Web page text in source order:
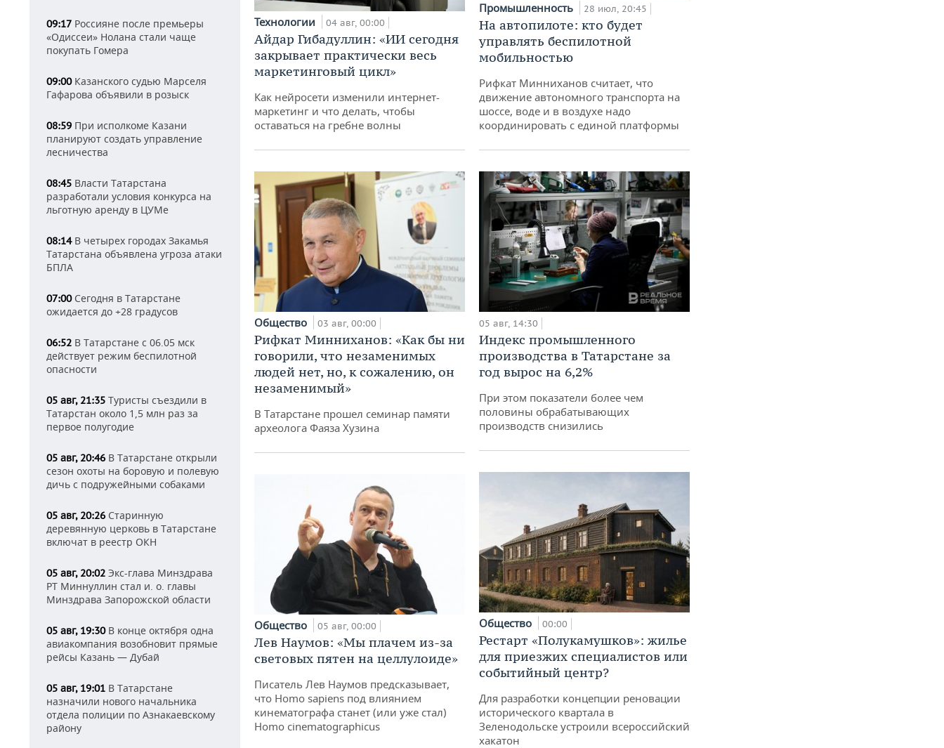
09:17 Россияне после премьеры
«Одиссеи» Нолана стали чаще
покупать Гомера
09:00Казанского судью Марселя
Гафарова объявили в розыск
08:59 При исполкоме Казани
планируют создать управление
лесничества
08:45 Власти Татарстана
разработали условия конкурса на
льготную аренду в ЦУМе
08:14В четырех городах Закамья
Татарстана объявлена угроза атаки
БПЛА
07:00Сегодня в Татарстане
ожидается до +28 градусов
06:52 В Татарстане с 06.05 мск
действует режим беспилотной
опасности
05 авг, 21:35 Туристы съездили в
Татарстан около 1,5 млн раз за
первое полугодие
05 авг, 20:46 В Татарстане открыли
сезон охоты на боровую и полевую
дичь с подружейными собаками
05 авг, 20:26 Старинную
деревянную церковь в Татарстане
включат в реестр ОКН
05 авг, 20:02 Экс-глава Минздрава
РТ Миннуллин стал и. о. главы
Минздрава Запорожской области
05 авг, 19:30В конце октября одна
авиакомпания возобновит прямые
рейсы Казань — Дубай
05 авг, 19:01 В Татарстане
назначили нового начальника
отдела полиции по Азнакаевскому
району
Технологии 04 авг, 00:00
Айдар Гибадуллин: «ИИ сегодня
закрывает практически весь
маркетинговый цикл»
Как нейросети изменили интернет-
маркетинг и что делать, чтобы
оставаться на гребне волны
Общество 03 авг, 00:00
Рифкат Минниханов: «Как бы ни
говорили, что незаменимых
людей нет, но, к сожалению, он
незаменимый»
В Татарстане прошел семинар памяти
археолога Фаяза Хузина
Общество 05 авг, 00:00
Лев Наумов: «Мы плачем из-за
световых пятен на целлулоиде»
Писатель Лев Наумов предсказывает,
что Homo sapiens под влиянием
кинематографа станет (или уже стал)
Homo cinematographicus
Промышленность 28 июл, 20:45
На автопилоте: кто будет
управлять беспилотной
мобильностью
Рифкат Минниханов считает, что
движение автономного транспорта на
шоссе, воде и в воздухе надо
координировать с единой платформы
05 авг, 14:30
Индекс промышленного
производства в Татарстане за
год вырос на 6,2%
При этом показатели более чем
половины обрабатывающих
производств снизились
Общество 00:00
Рестарт «Полукамушков»: жилье
для приезжих специалистов или
событийный центр?
Для разработки концепции реновации
исторического квартала в
Зеленодольске устроили всероссийский
хакатон